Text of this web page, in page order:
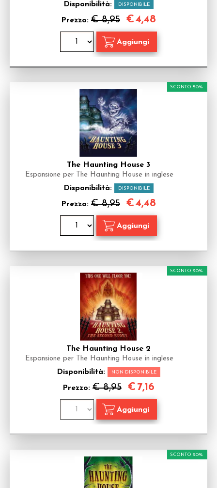
Disponibilità: DISPONIBILE
Prezzo: € 8,95 €4,48
The Haunting House 3
Espansione per The Haunting House in inglese
Disponibilità: DISPONIBILE
Prezzo: € 8,95
SCONTO 50%
€4,48
The Haunting House 2
Espansione per The Haunting House in inglese
Disponibilità: NON DISPONIBILE
Prezzo: € 8,95
SCONTO 20%
€ 7,16
SCONTO 20%